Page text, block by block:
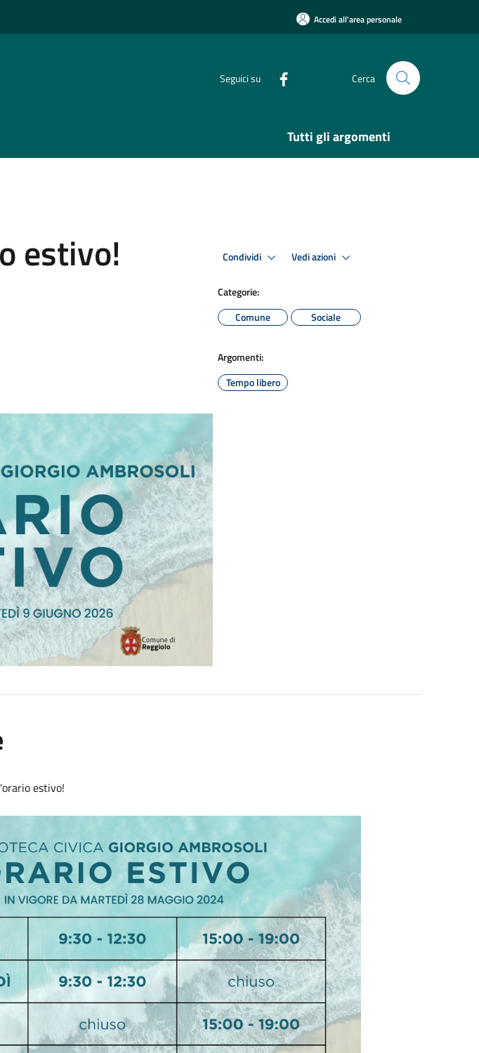
Accedi all'area personale
Seguici su Cerca
Tutti gli argomenti
estivo! Condividi Vedi azioni
Categorie:
Comune
Sociale
Argomenti:
Tempo libero
estivo!